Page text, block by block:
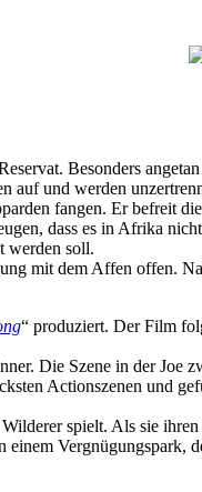
Besonders
auf und werden
fangen. Er befreit
dass es in Afrika
werden soll.
mit dem Affen offen.
“ produziert. Der Film
Die Szene in der Joe
Actionszenen und
spielt. Als sie
Vergnügungspark,